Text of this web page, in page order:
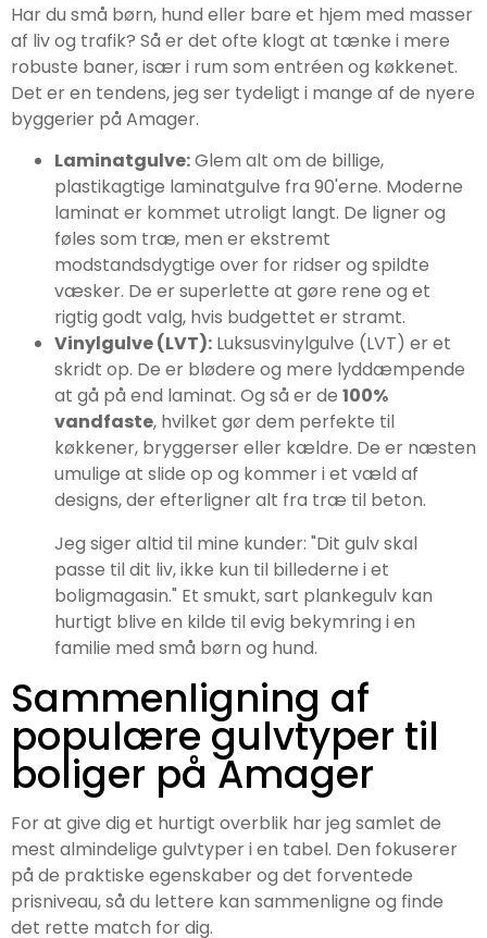
Har du små børn, hund eller bare et hjem med masser
af liv og trafik? Så er det ofte klogt at tænke i mere
robuste baner, især i rum som entréen og køkkenet.
Det er en tendens, jeg ser tydeligt i mange af de nyere
byggerier på Amager.
Laminatgulve:Glem alt om de billige,
plastikagtige laminatgulve fra 90'erne. Moderne
laminat er kommet utroligt langt. De ligner og
føles som træ, men er ekstremt
modstandsdygtige over for ridser og spildte
væsker. De er superlette at gøre rene og et
rigtig godt valg, hvis budgettet er stramt.
Vinylgulve (LVT): Luksusvinylgulve (LVT) er et
skridt op. De er blødere og mere lyddæmpende
at gå på end laminat. Og så er de 100%
vandfaste, hvilket gør dem perfekte til
køkkener, bryggerser eller kældre. De er næsten
umulige at slide op og kommer i et væld af
designs, der efterligner alt fra træ til beton.
Jeg siger altid til mine kunder: "Dit gulv skal
passe til dit liv, ikke kun til billederne i et
boligmagasin." Et smukt, sart plankegulv kan
hurtigt blive en kilde til evig bekymring i en
familie med små børn og hund.
Sammenligning af
populære gulvtyper til
boliger på Amager
For at give dig et hurtigt overblik har jeg samlet de
mest almindelige gulvtyper i en tabel. Den fokuserer
på de praktiske egenskaber og det forventede
prisniveau, så du lettere kan sammenligne og finde
det rette match for dig.